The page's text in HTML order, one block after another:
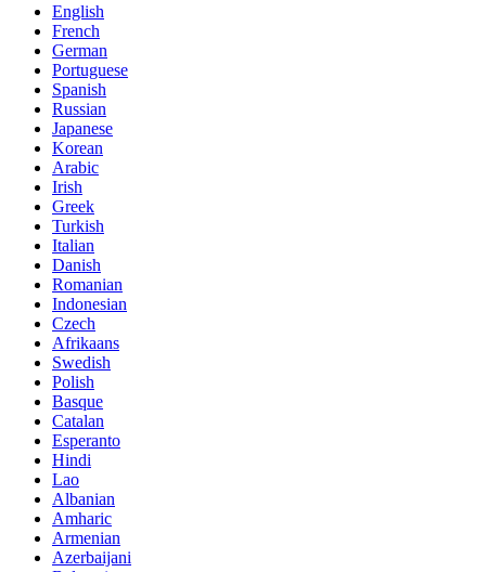
English
French
German
Portuguese
Spanish
Russian
Japanese
Korean
Arabic
Irish
Greek
Turkish
Italian
Danish
Romanian
Indonesian
Czech
Afrikaans
Swedish
Polish
Basque
Catalan
Esperanto
Hindi
Lao
Albanian
Amharic
Armenian
Azerbaijani